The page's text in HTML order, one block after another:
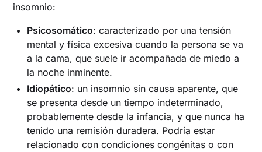
insomnio:
Psicosomático: caracterizado por una tensión
mental y física excesiva cuando la persona se va
a la cama, que suele ir acompañada de miedo a
la noche inminente.
Idiopático: un insomnio sin causa aparente, que
se presenta desde un tiempo indeterminado,
probablemente desde la infancia, y que nunca ha
tenido una remisión duradera. Podría estar
relacionado con condiciones congénitas o con